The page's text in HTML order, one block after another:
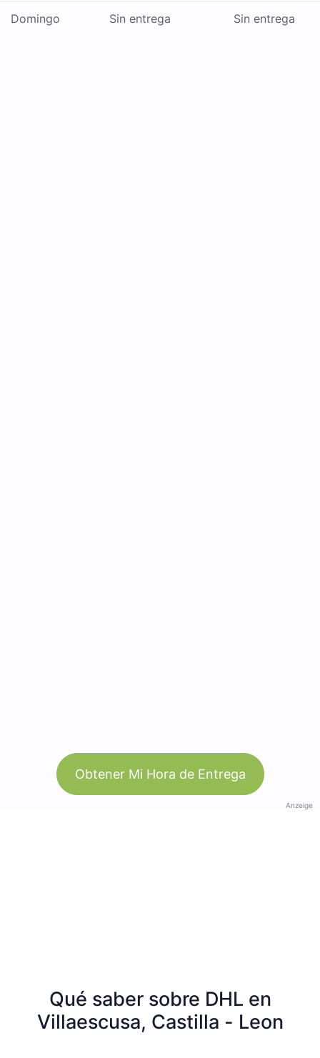
Domingo Sin entrega Sin entrega
Obtener Mi Hora de Entrega
Anzeige
Qué saber sobre DHL en
Villaescusa, Castilla - Leon